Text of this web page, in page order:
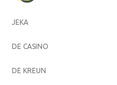
JEKA
DE CASINO
DE KREUN